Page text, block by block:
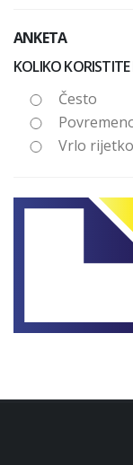
ANKETA
KOLIKO
Često
Vrlo rijetko